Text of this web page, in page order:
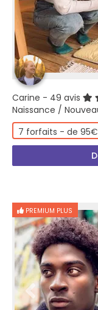
Carine - 49 avis
Naissance /
7 forfaits - de
PREMIUM PLUS